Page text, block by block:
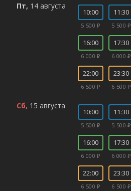
Пт, 14 августа
10:00
5 500 ₽
11:30
5 500 ₽
16:00
6 000 ₽
17:30
6 000 ₽
22:00
6 500 ₽
23:30
6 500 ₽
Сб, 15 августа
10:00
5 500 ₽
11:30
5 500 ₽
16:00
6 000 ₽
17:30
6 000 ₽
22:00
6 500 ₽
23:30
6 500 ₽